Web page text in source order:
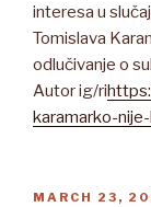
interesa u
Tomislava
odlučivanje o
Autor ig/ri
karamarko-
POSTED
MARCH 23,